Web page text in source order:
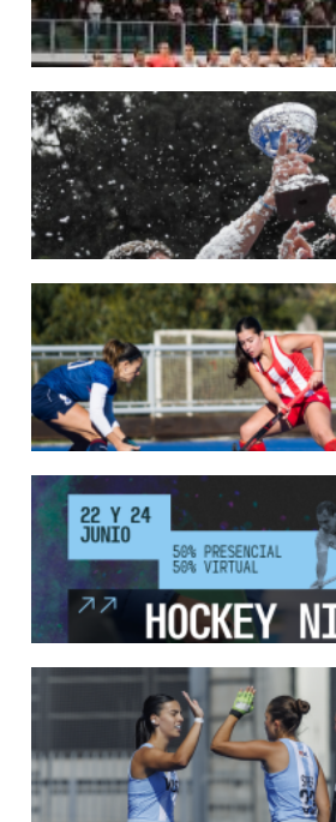
22/05/2026
LAS LEONAS CONVOCADAS PARA LA VENTANA
En junio, el seleccionado nacional disputará las
League 2025-26 en Bélgica e Inglaterra.
18/05/2026
SE DEFINIERON LOS CAMPEONES DE LA PRIMERA FASE
Del 13 al 17 de mayo se llevó a cabo el torneo que
país.
LEER MÁS
13/05/2026
EN MARCHA LA PRIMERA FASE DE LA SUPERLIGA DE
Del 13 al 17 de mayo los mejores clubes del país se
todo el territorio nacional
LEER MÁS
12/05/2026
INSCRIPCIONES ABIERTAS AL CURSO DE TÉCNICO
Del 11 al 15 de mayo se realizará el período de pre-